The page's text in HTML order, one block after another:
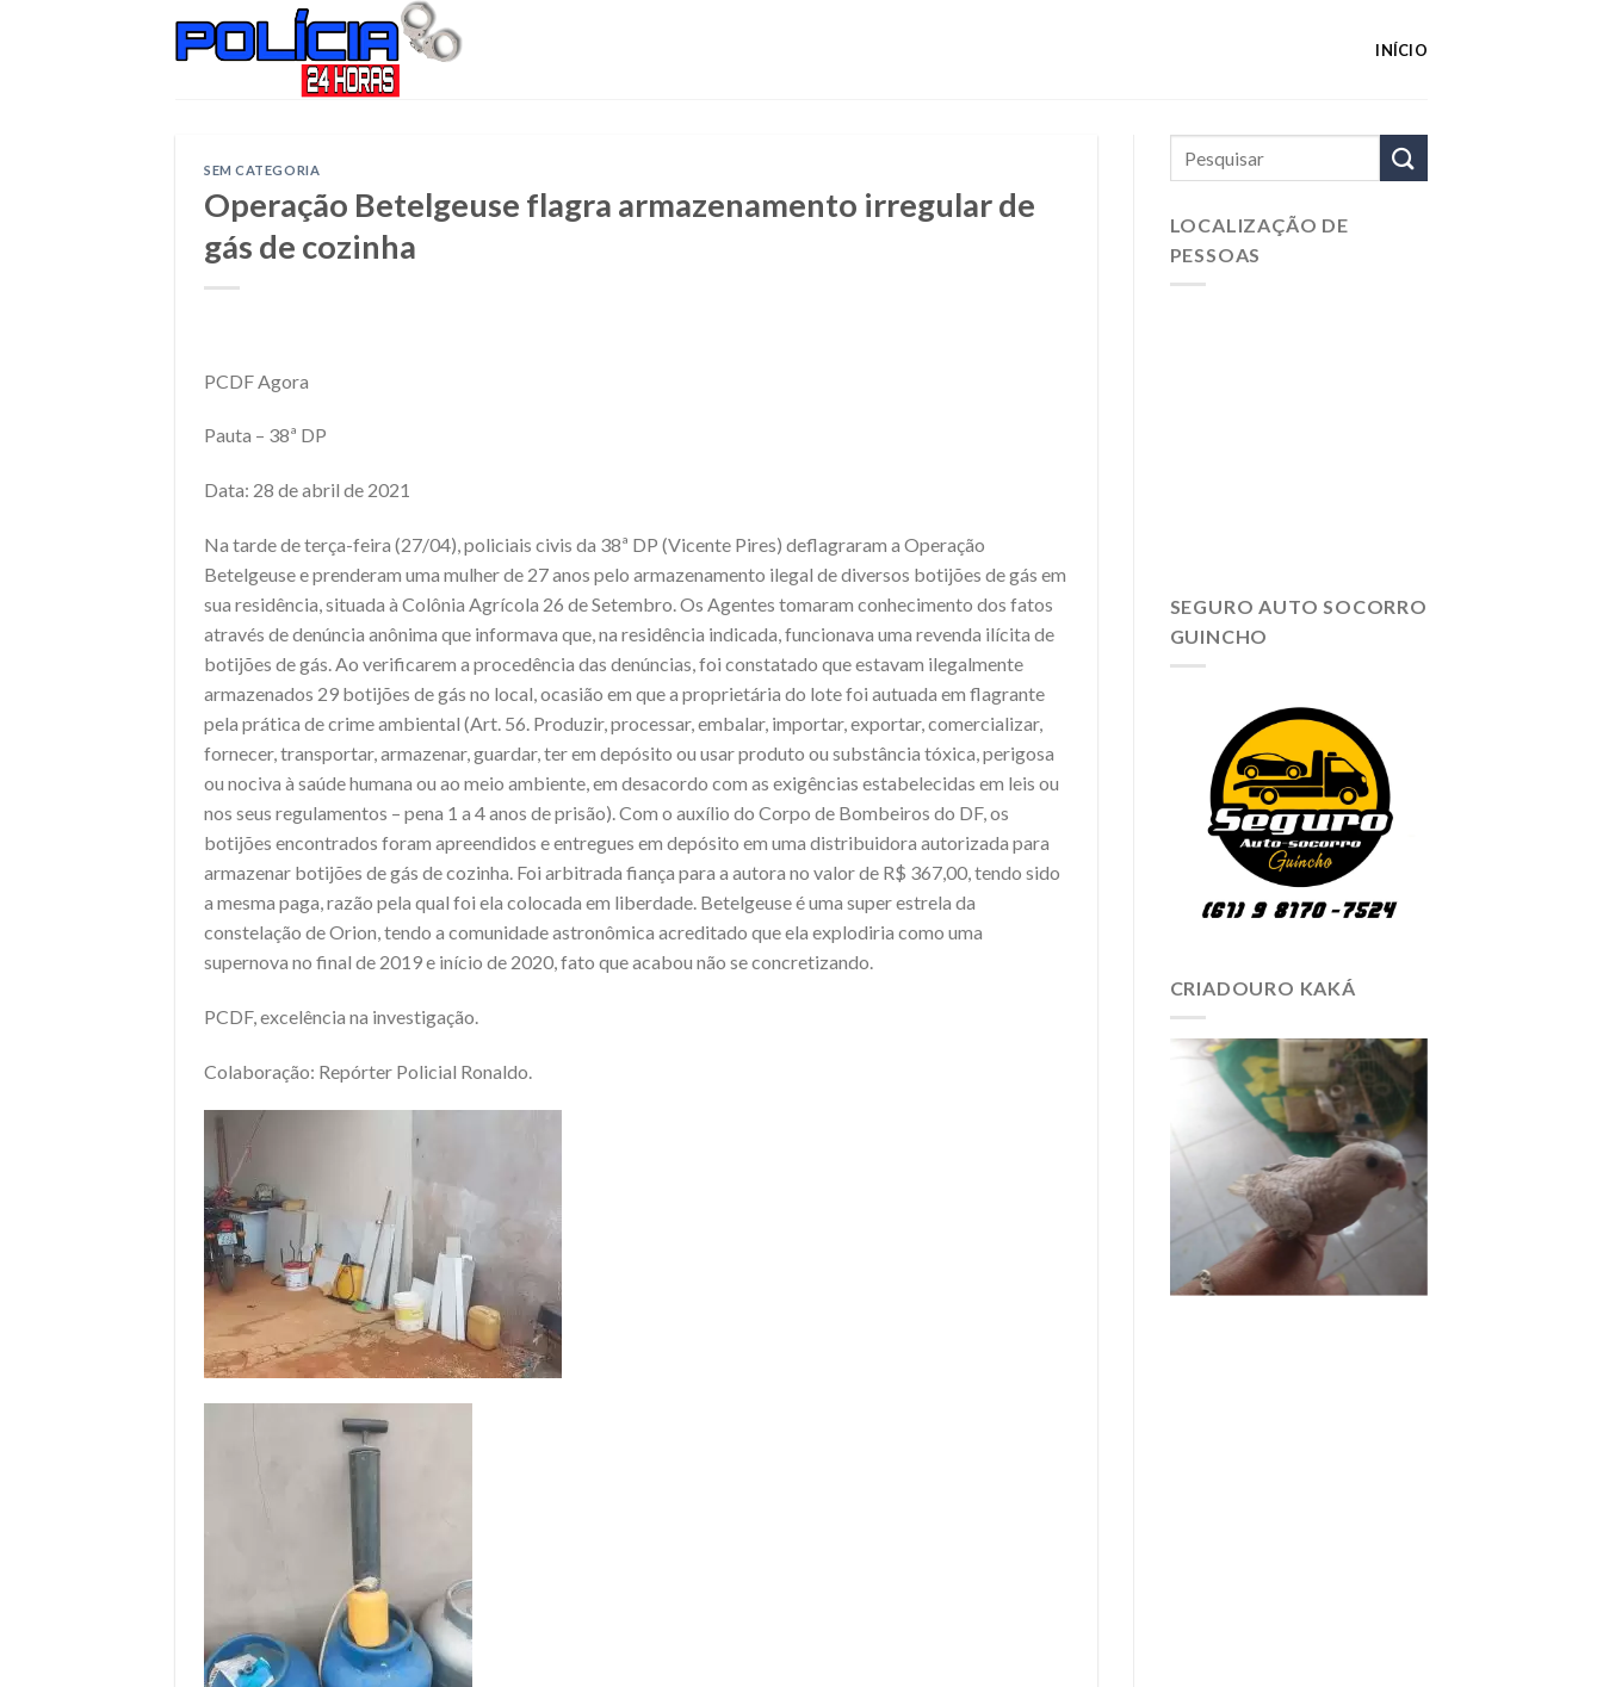
INÍCIO
SEM CATEGORIA
Operação Betelgeuse flagra armazenamento irregular de
gás de cozinha
PCDF Agora
Pauta – 38ª DP
Data: 28 de abril de 2021
Na tarde de terça-feira (27/04), policiais civis da 38ª DP (Vicente Pires) deflagraram a Operação
Betelgeuse e prenderam uma mulher de 27 anos pelo armazenamento ilegal de diversos botijões de gás em
sua residência, situada à Colônia Agrícola 26 de Setembro. Os Agentes tomaram conhecimento dos fatos
através de denúncia anônima que informava que, na residência indicada, funcionava uma revenda ilícita de
botijões de gás. Ao verificarem a procedência das denúncias, foi constatado que estavam ilegalmente
armazenados 29 botijões de gás no local, ocasião em que a proprietária do lote foi autuada em flagrante
pela prática de crime ambiental (Art. 56. Produzir, processar, embalar, importar, exportar, comercializar,
fornecer, transportar, armazenar, guardar, ter em depósito ou usar produto ou substância tóxica, perigosa
ou nociva à saúde humana ou ao meio ambiente, em desacordo com as exigências estabelecidas em leis ou
nos seus regulamentos – pena 1 a 4 anos de prisão). Com o auxílio do Corpo de Bombeiros do DF, os
botijões encontrados foram apreendidos e entregues em depósito em uma distribuidora autorizada para
armazenar botijões de gás de cozinha. Foi arbitrada fiança para a autora no valor de R$ 367,00, tendo sido
a mesma paga, razão pela qual foi ela colocada em liberdade. Betelgeuse é uma super estrela da
constelação de Orion, tendo a comunidade astronômica acreditado que ela explodiria como uma
supernova no final de 2019 e início de 2020, fato que acabou não se concretizando.
PCDF, excelência na investigação.
Colaboração: Repórter Policial Ronaldo.
LOCALIZAÇÃO DE
PESSOAS
SEGURO AUTO SOCORRO
GUINCHO
CRIADOURO KAKÁ